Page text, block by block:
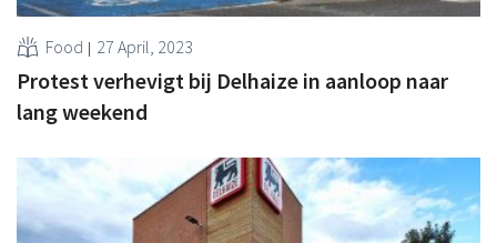
Food 27 April, 2023
Protest verhevigt bij Delhaize in aanloop naar
lang weekend